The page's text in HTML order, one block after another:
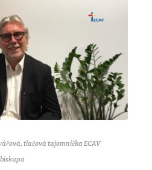
tlačová tajomníčka ECAV